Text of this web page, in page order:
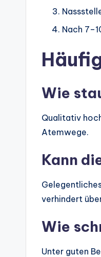
Nach
Wie
Qualitativ
Atemwege.
Kann
verhindert
Wie
Unter guten